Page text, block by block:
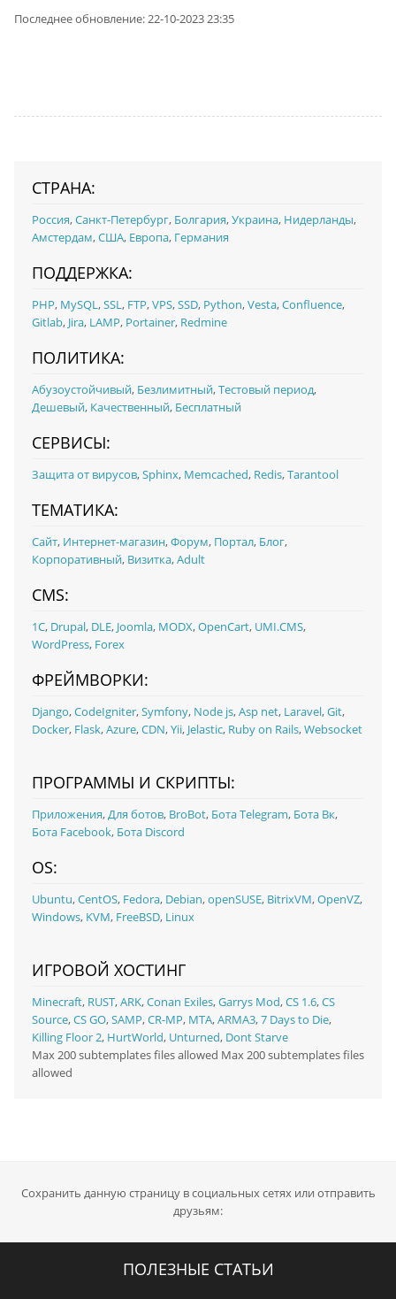
Последнее обновление: 22-10-2023 23:35
СТРАНА:
Россия,Санкт-Петербург, Болгария,Украина, Нидерланды,
Амстердам,США, Европа, Германия
ПОДДЕРЖКА:
PHP, MySQL,SSL, FTP,VPS,SSD, Python,Vesta,Confluence,
Gitlab, Jira, LAMP, Portainer, Redmine
ПОЛИТИКА:
Абузоустойчивый, Безлимитный,Тестовый период,
Дешевый, Качественный, Бесплатный
СЕРВИСЫ:
Защита от вирусов,Sphinx, Memcached, Redis,Tarantool
ТЕМАТИКА:
Сайт, Интернет-магазин,Форум, Портал, Блог,
Корпоративный, Визитка,Adult
CMS:
1С, Drupal, DLE, Joomla, MODX,OpenCart, UMI.CMS,
WordPress, Forex
ФРЕЙМВОРКИ:
Django,CodeIgniter,Symfony, Node js,Asp net, Laravel,Git,
Docker, Flask,Azure,CDN,Yii, Jelastic, Ruby on Rails,Websocket
ПРОГРАММЫ И СКРИПТЫ:
Приложения,Для ботов, BroBot, Бота Telegram, Бота Вк,
Бота Facebook, Бота Discord
OS:
Ubuntu,CentOS, Fedora, Debian,openSUSE, BitrixVM,OpenVZ,
Windows, KVM, FreeBSD, Linux
ИГРОВОЙ ХОСТИНГ
Minecraft, RUST,ARK,Conan Exiles,Garrys Mod,CS 1.6,CS
Source,CS GO,SAMP,CR-MP, MTA,ARMA3,7 Days to Die,
Killing Floor 2, HurtWorld, Unturned, Dont Starve
Max 200 subtemplates files allowed Max 200 subtemplates files
allowed
Сохранить данную страницу в социальных сетях или отправить
друзьям:
ПОЛЕЗНЫЕ СТАТЬИ